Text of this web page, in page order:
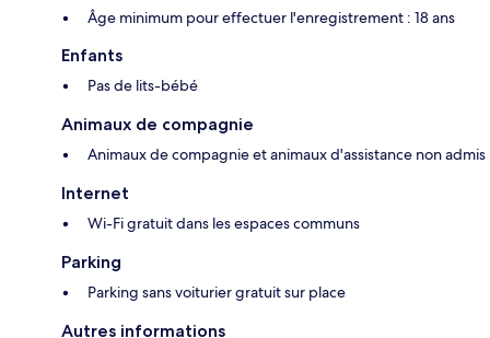
Âge minimum pour effectuer l'enregistrement : 18 ans
Enfants
Pas de lits-bébé
Animaux de compagnie
Animaux de compagnie et animaux d'assistance non admis
Internet
Wi-Fi gratuit dans les espaces communs
Parking
Parking sans voiturier gratuit sur place
Autres informations